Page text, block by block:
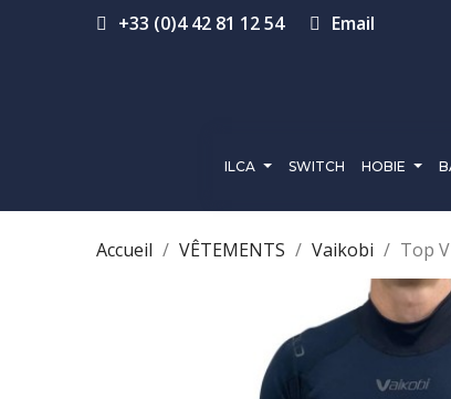
+33 (0)4 42 81 12 54 Email
ILCA SWITCH HOBIE
Accueil VÊTEMENTS Vaikobi Top